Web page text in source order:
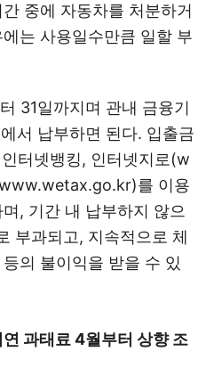
중에 자동차를 처분하거
는 사용일수만큼 일할 부
31일까지며 관내 금융기
서 납부하면 된다. 입출금
터넷뱅킹, 인터넷지로(w
를 이용
, 기간 내 납부하지 않으
부과되고, 지속적으로 체
의 불이익을 받을 수 있
과태료 4월부터 상향 조